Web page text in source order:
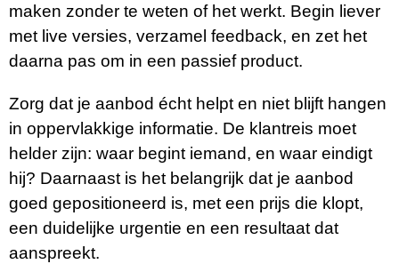
maken zonder te weten of het werkt. Begin liever
met live versies, verzamel feedback, en zet het
daarna pas om in een passief product.
Zorg dat je aanbod écht helpt en niet blijft hangen
in oppervlakkige informatie. De klantreis moet
helder zijn: waar begint iemand, en waar eindigt
hij? Daarnaast is het belangrijk dat je aanbod
goed gepositioneerd is, met een prijs die klopt,
een duidelijke urgentie en een resultaat dat
aanspreekt.